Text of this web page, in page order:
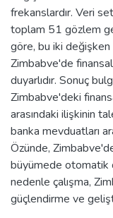
frekanslardır. Veri
toplam 51 gözlem
göre, bu iki değişken
Zimbabve'de
duyarlıdır. Sonuç
Zimbabve'deki
arasındaki ilişkinin
banka mevduatları
Özünde,
büyümede otomatik
nedenle çalışma,
güçlendirme ve